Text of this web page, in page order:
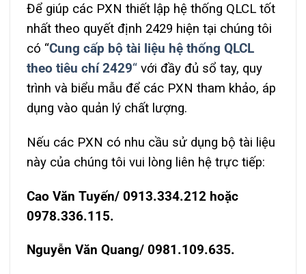
Để giúp các PXN thiết lập hệ thống QLCL tốt
nhất theo quyết định 2429 hiện tại chúng tôi
có “Cung cấp bộ tài liệu hệ thống QLCL
theo tiêu chí 2429“ với đầy đủ sổ tay, quy
trình và biểu mẫu để các PXN tham khảo, áp
dụng vào quản lý chất lượng.
Nếu các PXN có nhu cầu sử dụng bộ tài liệu
này của chúng tôi vui lòng liên hệ trực tiếp:
Cao Văn Tuyến/ 0913.334.212 hoặc
0978.336.115.
Nguyễn Văn Quang/ 0981.109.635.